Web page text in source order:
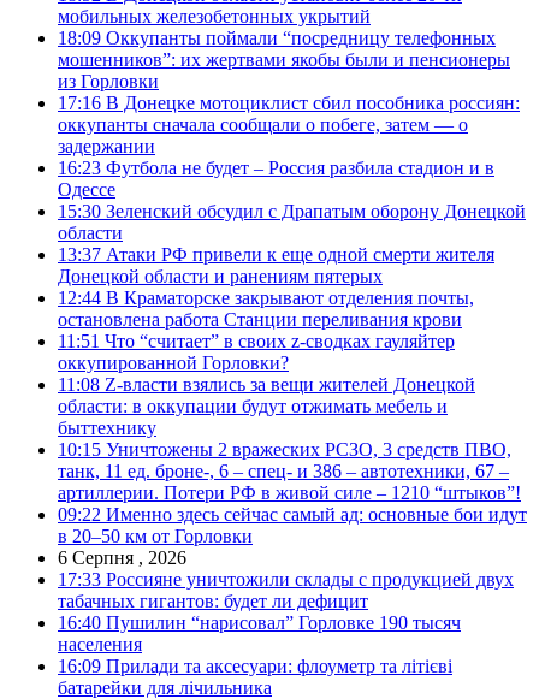
мобильных железобетонных укрытий
18:09 Оккупанты поймали “посредницу телефонных
мошенников”: их жертвами якобы были и пенсионеры
из Горловки
17:16 В Донецке мотоциклист сбил пособника россиян:
оккупанты сначала сообщали о побеге, затем — о
задержании
16:23 Футбола не будет – Россия разбила стадион и в
Одессе
15:30 Зеленский обсудил с Драпатым оборону Донецкой
области
13:37 Атаки РФ привели к еще одной смерти жителя
Донецкой области и ранениям пятерых
12:44 В Краматорске закрывают отделения почты,
остановлена работа Станции переливания крови
11:51 Что “считает” в своих z-сводках гауляйтер
оккупированной Горловки?
11:08 Z-власти взялись за вещи жителей Донецкой
области: в оккупации будут отжимать мебель и
быттехнику
10:15 Уничтожены 2 вражеских РСЗО, 3 средств ПВО,
танк, 11 ед. броне-, 6 – спец- и 386 – автотехники, 67 –
артиллерии. Потери РФ в живой силе – 1210 “штыков”!
09:22 Именно здесь сейчас самый ад: основные бои идут
в 20–50 км от Горловки
6 Серпня , 2026
17:33 Россияне уничтожили склады с продукцией двух
табачных гигантов: будет ли дефицит
16:40 Пушилин “нарисовал” Горловке 190 тысяч
населения
16:09 Прилади та аксесуари: флоуметр та літієві
батарейки для лічильника